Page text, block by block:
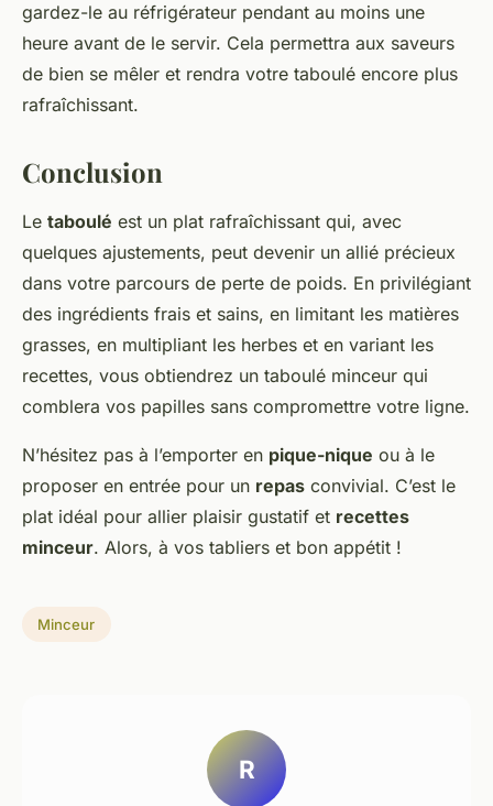
gardez-le au réfrigérateur pendant au moins une
heure avant de le servir. Cela permettra aux saveurs
de bien se mêler et rendra votre taboulé encore plus
rafraîchissant.
Conclusion
Le taboulé est un plat rafraîchissant qui, avec
quelques ajustements, peut devenir un allié précieux
dans votre parcours de perte de poids. En privilégiant
des ingrédients frais et sains, en limitant les matières
grasses, en multipliant les herbes et en variant les
recettes, vous obtiendrez un taboulé minceur qui
comblera vos papilles sans compromettre votre ligne.
N’hésitez pas à l’emporter en pique-nique ou à le
proposer en entrée pour un repas convivial. C’est le
plat idéal pour allier plaisir gustatif et recettes
minceur. Alors, à vos tabliers et bon appétit !
Minceur
R